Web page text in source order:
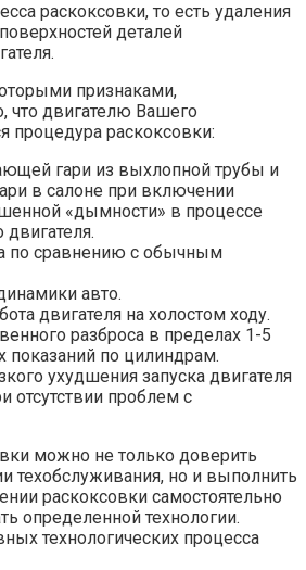
раскоксовки, то есть удаления
деталей
признаками,
двигателю Вашего
процедура раскоксовки:
гари из выхлопной трубы и
в салоне при включении
«дымности» в процессе
по сравнению с обычным
авто.
двигателя на холостом ходу.
разброса в пределах 1-5
показаний по цилиндрам.
ухудшения запуска двигателя
отсутствии проблем с
можно не только доверить
техобслуживания, но и выполнить
раскоксовки самостоятельно
определенной технологии.
технологических процесса